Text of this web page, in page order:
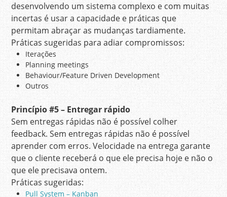
desenvolvendo um sistema complexo e com muitas
incertas é usar a capacidade e práticas que
permitam abraçar as mudanças tardiamente.
Práticas sugeridas para adiar compromissos:
Iterações
Planning meetings
Behaviour/Feature Driven Development
Outros
Princípio#5 – Entregar rápido
Sem entregas rápidas não é possível colher
feedback. Sem entregas rápidas não é possível
aprender com erros. Velocidade na entrega garante
que o cliente receberá o que ele precisa hoje e não o
que ele precisava ontem.
Práticas sugeridas:
Pull System – Kanban